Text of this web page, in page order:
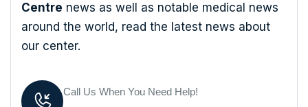
Centre news as well as notable medical news
around the world, read the latest news about
our center.
Call Us When You Need Help!